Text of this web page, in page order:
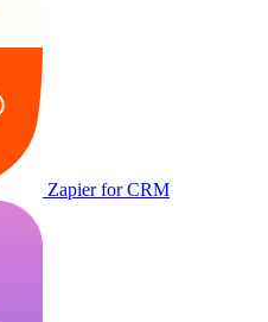
Zapier for CRM